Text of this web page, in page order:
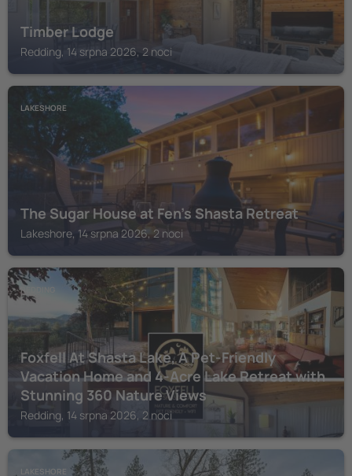
Timber Lodge
Redding, 14 srpna 2026, 2 noci
LAKESHORE
The Sugar House at Fen's Shasta Retreat
Lakeshore, 14 srpna 2026, 2 noci
REDDING
Foxfell At Shasta Lake, A Pet-Friendly
Vacation Home and 4-Acre Lake Retreat with
Stunning 360 Nature Views
Redding, 14 srpna 2026, 2 noci
LAKESHORE